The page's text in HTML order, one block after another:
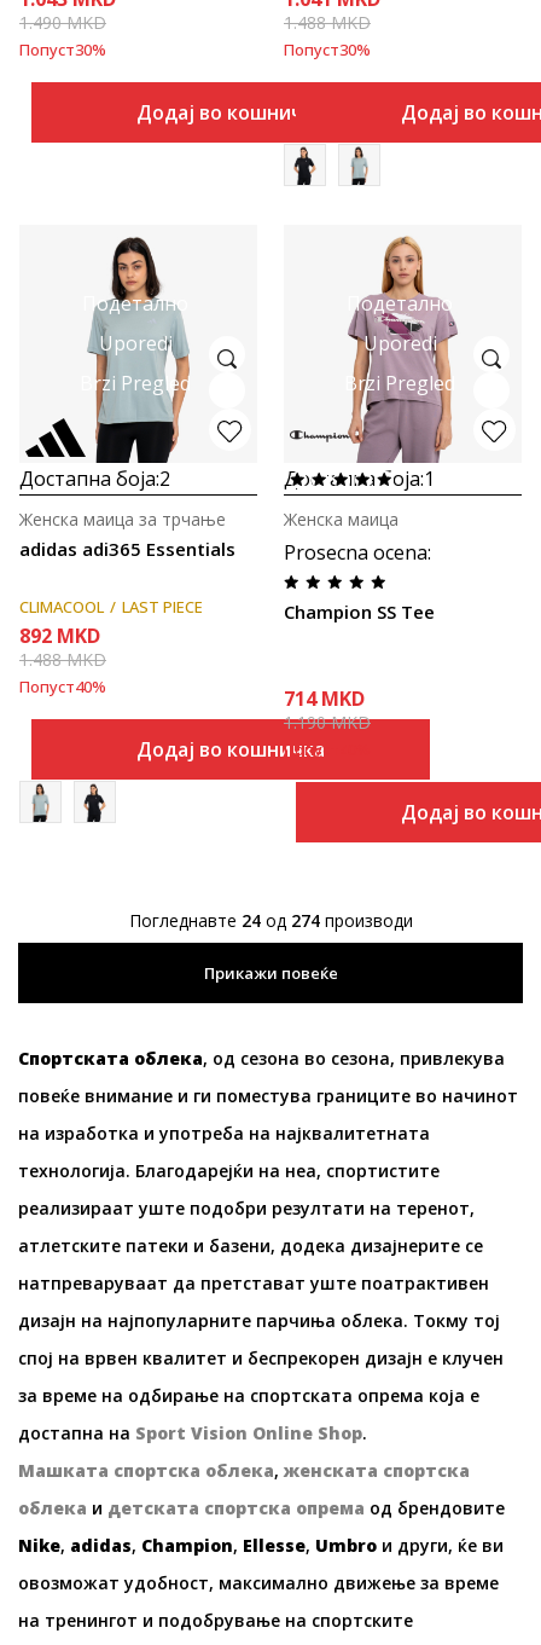
1.490MKD
Попуст30%
Додај во кошничка
1.488MKD
Попуст30%
Додај во
Подетално
Uporedi
Brzi Pregled
Достапна боја:2
adidas adi365 Essentials
Женска маица за трчање
CLIMACOOL LAST PIECE
892 MKD
1.488MKD
Попуст40%
Додај во кошничка
Подетално
Uporedi
Brzi Pregled
Достапна боја:1
Prosecna ocena:
Champion SS Tee
Женска маица
714 MKD
1.190MKD
Попуст
Додај во
Погледнавте 24од 274производи
Прикажи повеќе
Спортската облека, од сезона во сезона, привлекува
повеќе внимание и ги поместува границите во начинот
на изработка и употреба на најквалитетната
технологија. Благодарејќи на неа, спортистите
реализираат уште подобри резултати на теренот,
атлетските патеки и базени, додека дизајнерите се
натпреваруваат да претстават уште поатрактивен
дизајн на најпопуларните парчиња облека. Токму тој
спој на врвен квалитет и беспрекорен дизајн е клучен
за време на одбирање на спортската опрема која е
достапна на Sport Vision Online Shop.
Машката спортска облека,женската спортска
облека и детската спортска опрема од брендовите
Nike, adidas, Champion, Ellesse, Umbro и други, ќе ви
овозможат удобност, максимално движење за време
на тренингот и подобрување на спортските